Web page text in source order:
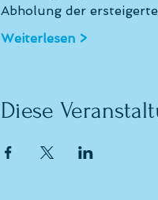
Abholung der
Weiterlesen >
Diese